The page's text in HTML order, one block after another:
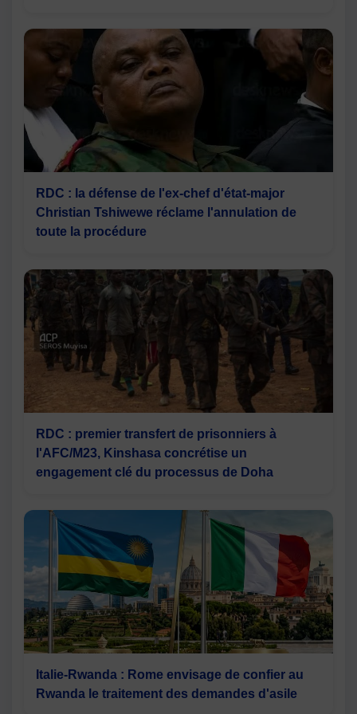
RDC : la défense de l'ex-chef d'état-major
Christian Tshiwewe réclame l'annulation de
toute la procédure
RDC : premier transfert de prisonniers à
l'AFC/M23, Kinshasa concrétise un
engagement clé du processus de Doha
Italie-Rwanda : Rome envisage de confier au
Rwanda le traitement des demandes d'asile